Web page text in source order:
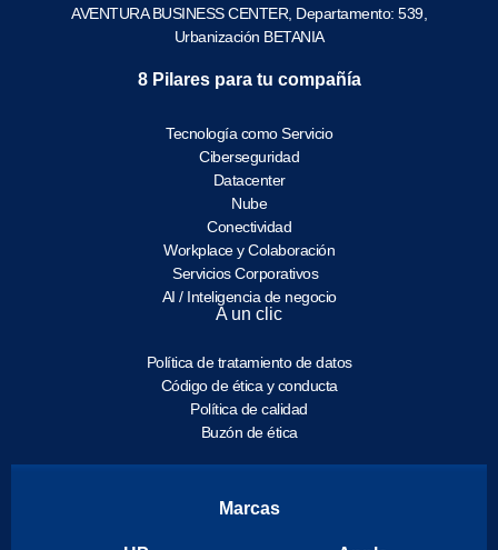
AVENTURA BUSINESS CENTER, Departamento: 539,
Urbanización BETANIA
8 Pilares para tu compañía
Tecnología como Servicio
Ciberseguridad
Datacenter
Nube
Conectividad
Workplace y Colaboración
Servicios Corporativos
AI / Inteligencia de negocio
A un clic
Política de tratamiento de datos
Código de ética y conducta
Política de calidad
Buzón de ética
Marcas